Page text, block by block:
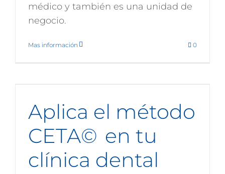
médico y también es una unidad de
negocio.
Mas información 0
Aplica el método
CETA© en tu
clínica dental